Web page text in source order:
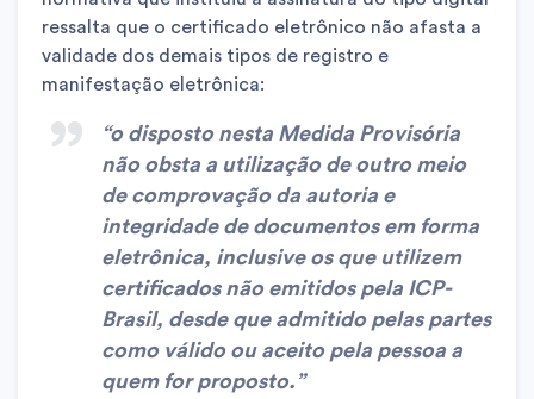
ressalta que o certificado eletrônico não afasta a
validade dos demais tipos de registro e
manifestação eletrônica:
“o disposto nesta Medida Provisória
não obsta a utilização de outro meio
de comprovação da autoria e
integridade de documentos em forma
eletrônica, inclusive os que utilizem
certificados não emitidos pela ICP-
Brasil, desde que admitido pelas partes
como válido ou aceito pela pessoa a
quem for proposto.”